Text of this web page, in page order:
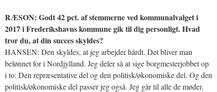
RÆSON: Godt 42 pct. af stemmerne ved kommunalvalget i
2017 i Frederikshavns kommune gik til dig personligt. Hvad
tror du, at din succes skyldes?
HANSEN: Den skyldes, at jeg arbejder hårdt. Det bliver man
belønnet for i Nordjylland. Jeg deler så at sige borgmesterjobbet op
i to: Den repræsentative del og den politisk/økonomiske del. Og den
politisk/økonomiske del passer jeg også. Jeg går til alle de møder,